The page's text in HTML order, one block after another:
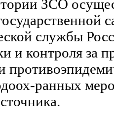
ЗСО
службы
и контроля за
ранных